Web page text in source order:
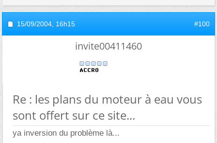
15/09/2004, 16h15 #100
invite00411460
Re : les plans du moteur à eau vous
sont offert sur ce site...
ya inversion du problème là...